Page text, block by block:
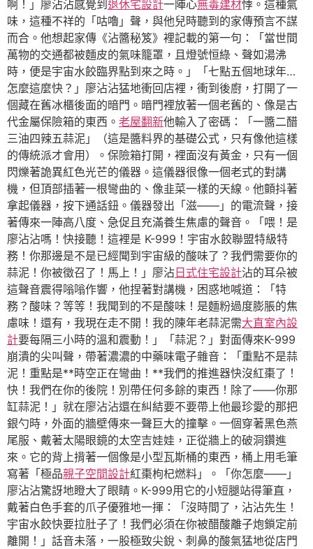
啊！」廖沾沾感覺到退休宅設計一陣心無毒建材悸。這種氣
味，這種不祥的「咕嚕」聲，與他兒時聽到的家傳預言不謀
而合。他想起家傳《沾醬秘笈》裡記載的第一句：「當世間
萬物的交通都被麵皮的氣味籠罩，且燈號恒綠、聲如湯沸
時，便是宇宙水餃臨界點到來之時。」「七點五個地球年…
怎麼這麼快？」廖沾沾猛地衝回店裡，衝到後廚，打開了一
個藏在舊冰櫃後面的暗門。暗門裡放著一個老舊的、像是古
代金屬保險箱的東西。 老屋翻新他輸入了密碼：「一醬二醋
三油四辣五蒜泥」（這是醬料界的基礎公式，只有像他這樣
的傳統派才會用）。保險箱打開，裡面沒有黃金，只有一個
閃爍著詭異紅色光芒的儀器。這儀器很像一個老式的對講
機，但頂部插著一根彎曲的、像韭菜一樣的天線。他顫抖著
拿起儀器，按下通話鈕。儀器發出「滋——」的電流聲，接
著傳來一陣高八度、急促且充滿養生焦慮的聲音。「喂！是
廖沾沾嗎！快接聽！這裡是 K-999！宇宙水餃聯盟特級特
務！你那邊是不是已經聞到宇宙級的酸味了？我們需要你的
蒜泥！你被徵召了！馬上！」廖沾日式住宅設計沾的耳朵被
這聲音震得嗡嗡作響，他捏著對講機，困惑地喊道：「特
務？酸味？等等！我聞到的不是酸味！是麵粉過度膨脹的焦
慮味！還有，我現在走不開！我的陳年老蒜泥需大直室內設
計要每隔三小時的溫和震動！」「蒜泥？」對面傳來K-999
崩潰的尖叫聲，帶著濃濃的中藥味電子雜音：「重點不是蒜
泥！重點是**時空正在彎曲！**我們的推進器快沒紅棗了！
快！我們在你的後院！別帶任何多餘的東西！除了——你那
缸蒜泥！」就在廖沾沾還在糾結要不要帶上他最珍愛的那把
銀勺時，外面的牆壁傳來一聲巨大的撞擊。一個穿著黑色燕
尾服、戴著太陽眼鏡的太空吉娃娃，正從牆上的破洞鑽進
來。它的背上揹著一個像是小型瓦斯桶的東西，桶上用毛筆
寫著「極品親子空間設計紅棗枸杞燃料」。「你怎麼——」
廖沾沾驚訝地瞪大了眼睛。K-999用它的小短腿站得筆直，
戴著白色手套的爪子優雅地一揮：「沒時間了，沾沾先生！
宇宙水餃快要拉肚子了！我們必須在你被醋酸離子炮鎖定前
離開！」話音未落，一股極致尖銳、刺鼻的酸氣猛地從店門